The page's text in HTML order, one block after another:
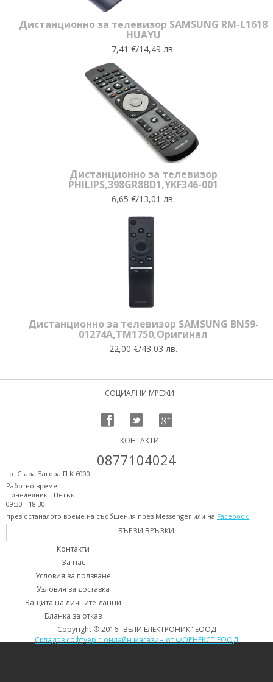
Дистанционно за телевизор SAMSUNG RM-L1618
HUAYU
7,41 €/14,49 лв.
Дистанционно за телевизор
PHILIPS,398GR8BD1,YKF346-001
6,65 €/13,01 лв.
Дистанционно за телевизор SAMSUNG BN59-
01274A,TM1750,Оригинал
22,00 €/43,03 лв.
СОЦИАЛНИ МРЕЖИ
КОНТАКТИ
0877104024
гр. Стара Загора П.К 6000
Работно време:
Понеделник - Петък
09:30 - 18:30
през останалото време на съобщения през Messenger или на Facebook
БЪРЗИ ВРЪЗКИ
Контакти
За нас
Условия за ползване
Узловия за доставка
Защита на личните данни
Бланка за отказ
Copyright ® 2016 "ВЕЛИ ЕЛЕКТРОНИК" ЕООД
Складов софтуер с онлайн магазин от ФОРНЕКСТ ЕООД